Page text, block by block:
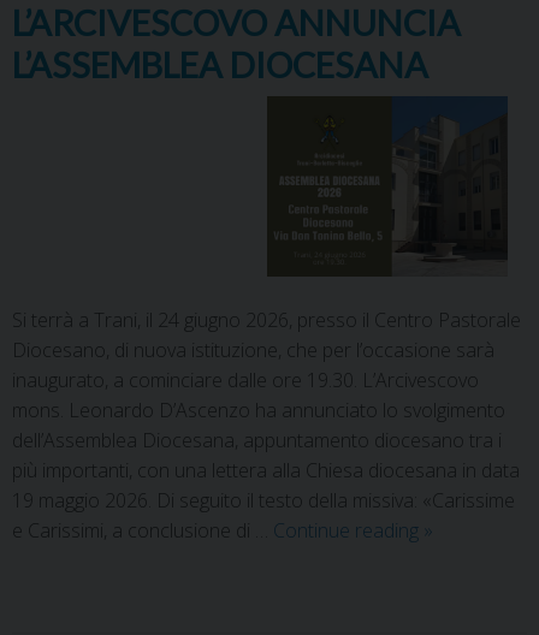
L’ARCIVESCOVO ANNUNCIA
L’ASSEMBLEA DIOCESANA
Si terrà a Trani, il 24 giugno 2026, presso il Centro Pastorale
Diocesano, di nuova istituzione, che per l’occasione sarà
inaugurato, a cominciare dalle ore 19.30. L’Arcivescovo
mons. Leonardo D’Ascenzo ha annunciato lo svolgimento
dell’Assemblea Diocesana, appuntamento diocesano tra i
più importanti, con una lettera alla Chiesa diocesana in data
19 maggio 2026. Di seguito il testo della missiva: «Carissime
e Carissimi, a conclusione di … Continue reading »